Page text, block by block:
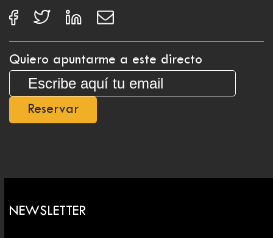
Quiero apuntarme a este directo
Reservar
NEWSLETTER